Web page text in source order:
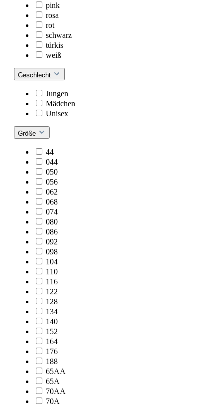
pink
rosa
rot
schwarz
türkis
weiß
Geschlecht
Jungen
Mädchen
Unisex
Größe
44
044
050
056
062
068
074
080
086
092
098
104
110
116
122
128
134
140
152
164
176
188
65AA
65A
70AA
70A